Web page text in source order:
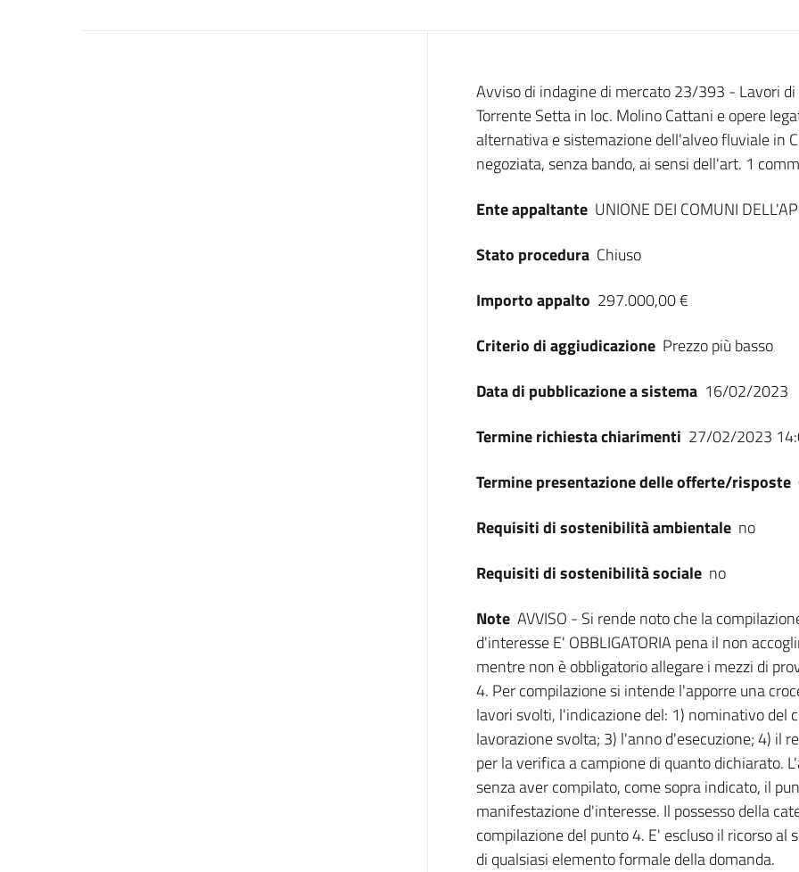
Dati del bando
Avviso di indagine di mercato 23/393 - Lavori
Torrente Setta in loc. Molino Cattani e opere
alternativa e sistemazione dell'alveo fluviale in
negoziata, senza bando, ai sensi dell'art. 1
Ente appaltante UNIONE DEI COMUNI
Stato procedura Chiuso
Importo appalto 297.000,00 €
Criterio di aggiudicazione Prezzo più basso
Data di pubblicazione a sistema 16/02/2023
Termine richiesta chiarimenti 27/02/2023
Termine presentazione delle offerte/risposte
Requisiti di sostenibilità ambientale no
Requisiti di sostenibilità sociale no
Note AVVISO - Si rende noto che la
d'interesse E' OBBLIGATORIA pena il non
mentre non è obbligatorio allegare i mezzi di
4. Per compilazione si intende l'apporre una
lavori svolti, l'indicazione del: 1) nominativo del
lavorazione svolta; 3) l'anno d'esecuzione; 4) il
per la verifica a campione di quanto dichiarato.
senza aver compilato, come sopra indicato, il
manifestazione d'interesse. Il possesso della
compilazione del punto 4. E' escluso il ricorso
di qualsiasi elemento formale della domanda.